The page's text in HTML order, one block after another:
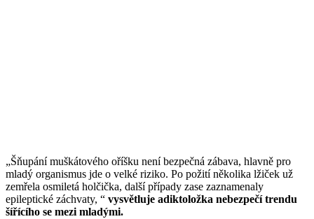
„Šňupání muškátového oříšku není bezpečná zábava, hlavně pro
mladý organismus jde o velké riziko. Po požití několika lžiček už
zemřela osmiletá holčička, další případy zase zaznamenaly
epileptické záchvaty, “ vysvětluje adiktoložka nebezpečí trendu
šířícího se mezi mladými.